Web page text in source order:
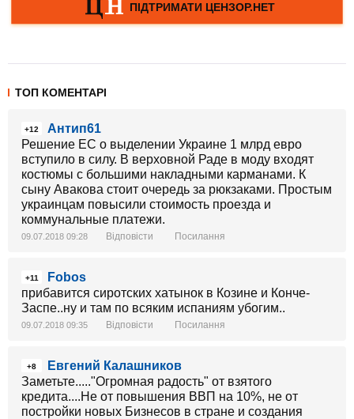
ТОП КОМЕНТАРІ
+12
Антип61
Решение ЕС о выделении Украине 1 млрд евро
вступило в силу. В верховной Раде в моду входят
костюмы с большими накладными карманами. К
сыну Авакова стоит очередь за рюкзаками. Простым
украинцам повысили стоимость проезда и
коммунальные платежи.
09.07.2018 09:28 Відповісти Посилання
+11
Fobos
прибавится сиротских хатынок в Козине и Конче-
Заспе..ну и там по всяким испаниям убогим..
09.07.2018 09:35 Відповісти Посилання
+8
Евгений Калашников
Заметьте....."Огромная радость" от взятого
кредита....Не от повышения ВВП на 10%, не от
постройки новых Бизнесов в стране и создания